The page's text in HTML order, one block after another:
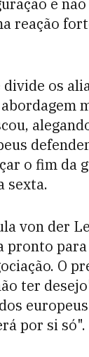
e
reação
os
o fim da
sexta.
von der
O
ter
por si só".